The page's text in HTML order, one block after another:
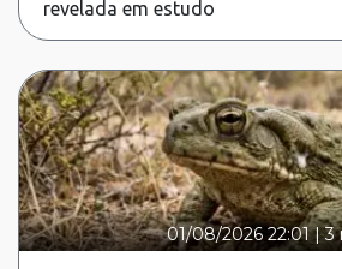
revelada em estudo
01/08/2026 22:01|3